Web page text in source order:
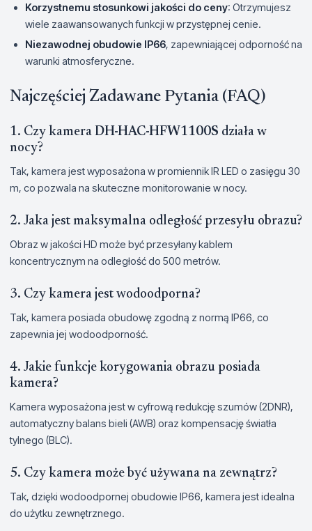
Korzystnemu stosunkowi jakości do ceny: Otrzymujesz
wiele zaawansowanych funkcji w przystępnej cenie.
Niezawodnej obudowie IP66, zapewniającej odporność na
warunki atmosferyczne.
Najczęściej Zadawane Pytania (FAQ)
1. Czy kamera DH-HAC-HFW1100S działa w
nocy?
Tak, kamera jest wyposażona w promiennik IR LED o zasięgu 30
m, co pozwala na skuteczne monitorowanie w nocy.
2. Jaka jest maksymalna odległość przesyłu obrazu?
Obraz w jakości HD może być przesyłany kablem
koncentrycznym na odległość do 500 metrów.
3. Czy kamera jest wodoodporna?
Tak, kamera posiada obudowę zgodną z normą IP66, co
zapewnia jej wodoodporność.
4. Jakie funkcje korygowania obrazu posiada
kamera?
Kamera wyposażona jest w cyfrową redukcję szumów (2DNR),
automatyczny balans bieli (AWB) oraz kompensację światła
tylnego (BLC).
5. Czy kamera może być używana na zewnątrz?
Tak, dzięki wodoodpornej obudowie IP66, kamera jest idealna
do użytku zewnętrznego.